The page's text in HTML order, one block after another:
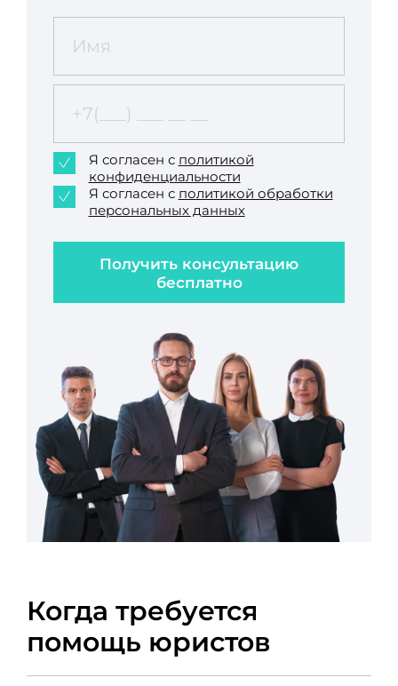
Получить консультацию
бесплатно
Я согласен с политикой
конфиденциальности
Я согласен с политикой обработки
персональных данных
Когда требуется
помощь юристов